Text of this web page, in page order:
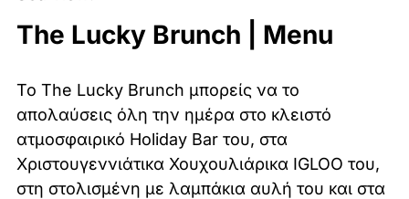
The Lucky Brunch | Menu
Το The Lucky Brunch μπορείς να το
απολαύσεις όλη την ημέρα στο κλειστό
ατμοσφαιρικό Holiday Bar του, στα
Χριστουγεννιάτικα Χουχουλιάρικα IGLOO του,
στη στολισμένη με λαμπάκια αυλή του και στα